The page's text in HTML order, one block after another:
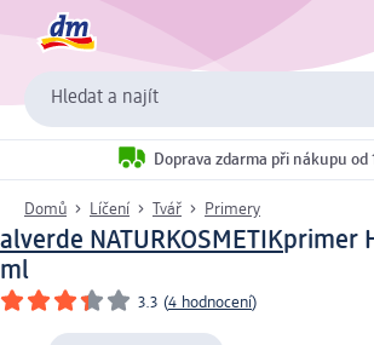
Hledat a najít
Doprava zdarma při nákupu od
Domů Líčení Tvář Primery
alverde NATURKOSMETIKprimer
ml
3.3 (4 hodnocení)